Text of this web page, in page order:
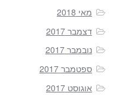
מאי 2018
דצמבר 2017
נובמבר 2017
ספטמבר 2017
אוגוסט 2017